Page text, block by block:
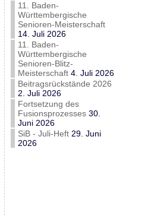
11. Baden-
Württembergische
Senioren-Meisterschaft
14. Juli 2026
11. Baden-
Württembergische
Senioren-Blitz-
Meisterschaft 4. Juli 2026
Beitragsrückstände 2026
2. Juli 2026
Fortsetzung des
Fusionsprozesses 30.
Juni 2026
SiB - Juli-Heft 29. Juni
2026